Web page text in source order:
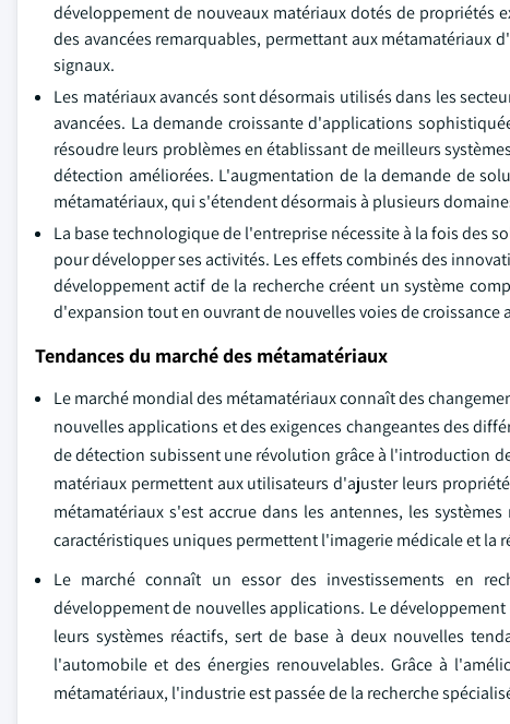
développement de nouveaux matériaux dotés de propriétés
des avancées remarquables, permettant aux
signaux.
Les matériaux avancés sont désormais utilisés dans les
avancées. La demande croissante d'applications
résoudre leurs problèmes en établissant de meilleurs
détection améliorées. L'augmentation de la demande de
métamatériaux, qui s'étendent désormais à plusieurs
La base technologique de l'entreprise nécessite à la fois des
pour développer ses activités. Les effets combinés des
développement actif de la recherche créent un système
d'expansion tout en ouvrant de nouvelles voies de
Tendances du marché des métamatériaux
Le marché mondial des métamatériaux connaît des
nouvelles applications et des exigences changeantes des
de détection subissent une révolution grâce à l'introduction
matériaux permettent aux utilisateurs d'ajuster leurs
métamatériaux s'est accrue dans les antennes, les
caractéristiques uniques permettent l'imagerie médicale et la
Le marché connaît un essor des investissements en
développement de nouvelles applications. Le
leurs systèmes réactifs, sert de base à deux nouvelles
l'automobile et des énergies renouvelables. Grâce à
métamatériaux, l'industrie est passée de la recherche